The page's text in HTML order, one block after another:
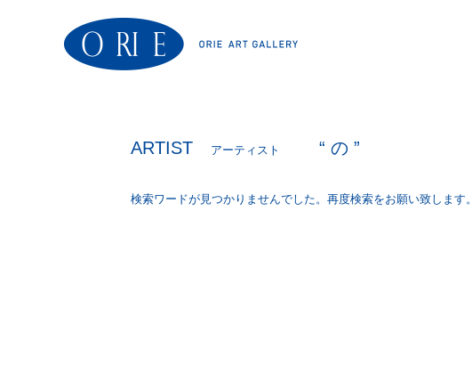
ARTIST アーティスト “ の ”
検索ワードが見つかりませんでした。再度検索をお願い致します。